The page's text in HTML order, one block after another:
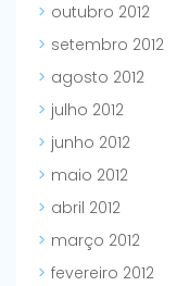
outubro 2012
setembro 2012
agosto 2012
julho 2012
junho 2012
maio 2012
abril 2012
março 2012
fevereiro 2012